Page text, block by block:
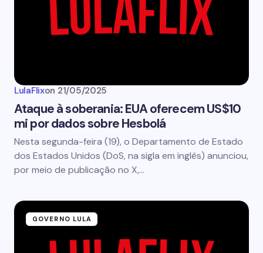
LulaFlixon 21/05/2025
Ataque à soberania: EUA oferecem US$10
mi por dados sobre Hesbolá
Nesta segunda-feira (19), o Departamento de Estado
dos Estados Unidos (DoS, na sigla em inglês) anunciou,
por meio de publicação no X,…
GOVERNO LULA